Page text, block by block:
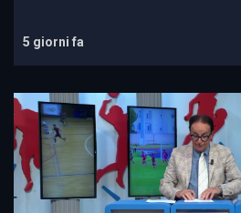
5 giorni fa